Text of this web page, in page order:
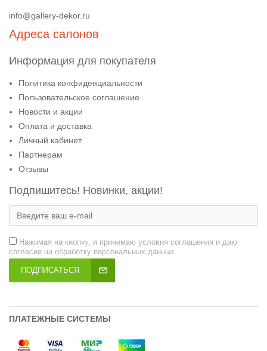
info@gallery-dekor.ru
Адреса салонов
Информация для покупателя
Политика конфиденциальности
Пользовательское соглашение
Новости и акции
Оплата и доставка
Личный кабинет
Партнерам
Отзывы
Подпишитесь! Новинки, акции!
Нажимая на кнопку, я принимаю условия соглашения и даю
согласие на обработку персональных данных.
ПОДПИСАТЬСЯ
ПЛАТЕЖНЫЕ СИСТЕМЫ